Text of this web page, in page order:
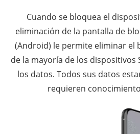
Cuando se bloquea el
eliminación de la pantalla de
(Android) le permite eliminar el
de la mayoría de los dispositivos
los datos. Todos sus datos
requieren